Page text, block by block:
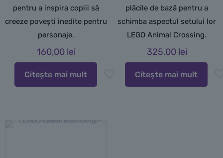
pentru a inspira copiii să
creeze povești inedite pentru
personaje.
160,00 lei
Citește mai mult
plăcile de bază pentru a
schimba aspectul setului lor
LEGO Animal Crossing.
325,00 lei
Citește mai mult